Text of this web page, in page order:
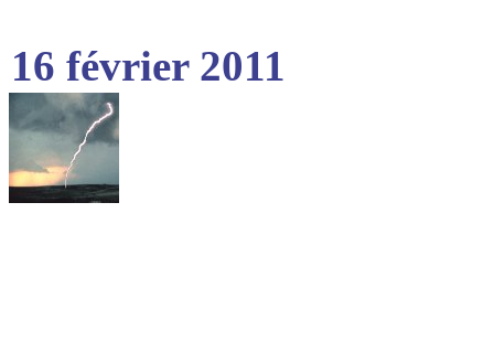
16 février 2011